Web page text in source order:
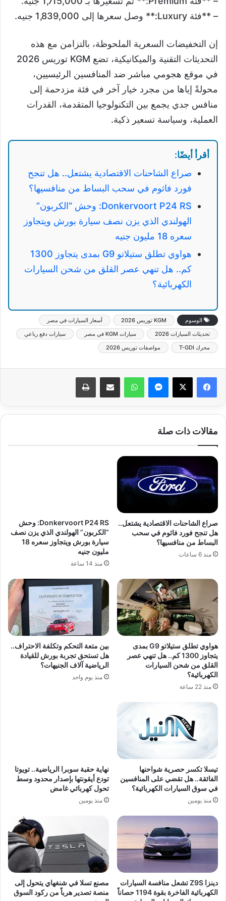
– **فئة Luxury:** وصل سعرها إلى 1,839,000 جنيه.
إن التخفيضات السعرية الملحوظة، بالتزامن مع هذه
التحديثات التقنية والميكانيكية، تضع KGM توريس 2026
في موقع هجومي مباشر ضد المنافسين الرئيسيين،
محولةً إياها من مجرد خيار آخر في فئة مزدحمة إلى
منافس جدي يجمع بين التكنولوجيا المتقدمة، القدرات
العملية، وسياسة تسعير ذكية.
أقرأ أيضًا:
صراع الشاحنات الاقتصادية يشتعل.. هل تنجح
فورد فاثوم في سحب البساط من منافسيها؟
Donkervoort P24 RS: وحش “الكربون”
الهولندي الذي يزن نصف سيارة بورش ويتجاوز
سعره 18 مليون جنيه
هواوي تطلق ستيلاتو G9 بمدى يتجاوز 1300
كم.. هل تنهي عصر القلق من شحن السيارات
الكهربائية؟
الوسوم KGM توريس 2026
أسعار السيارات في مصر
تحديثات السيارات 2026
سيارات KGM في مصر
سيارات دفع رباعي
محرك T-GDI
مواصفات توريس 2026
ماسنجر واتساب مشاركة عبر البريد طباعة
مقالات ذات صلة
صراع الشاحنات الاقتصادية يشتعل..
هل تنجح فورد فاثوم في سحب
البساط من منافسيها؟
منذ 6 ساعات
Donkervoort P24 RS: وحش
“الكربون” الهولندي الذي يزن نصف
سيارة بورش ويتجاوز سعره 18
مليون جنيه
منذ 14 ساعة
هواوي تطلق ستيلاتو G9 بمدى
يتجاوز 1300 كم.. هل تنهي عصر
القلق من شحن السيارات
الكهربائية؟
منذ 22 ساعة
بين متعة التحكم وتكلفة الاحتراف..
هل تستحق تجربة بورش للقيادة
الرياضية آلاف الجنيهات؟
منذ يوم واحد
تيسلا تكسر حصرية شواحنها
الفائقة.. هل تقضي على المنافسين
في سوق السيارات الكهربائية؟
منذ يومين
نهاية حقبة سوبرا الرياضية.. تويوتا
تودع أيقونتها بإصدار محدود وسط
تحول كهربائي غامض
منذ يومين
دينزا Z9S تشعل منافسة السيارات
الكهربائية الفاخرة بقوة 1194 حصاناً
مصنع تسلا في شنغهاي يتحول إلى
منصة تصدير هرباً من ركود السوق